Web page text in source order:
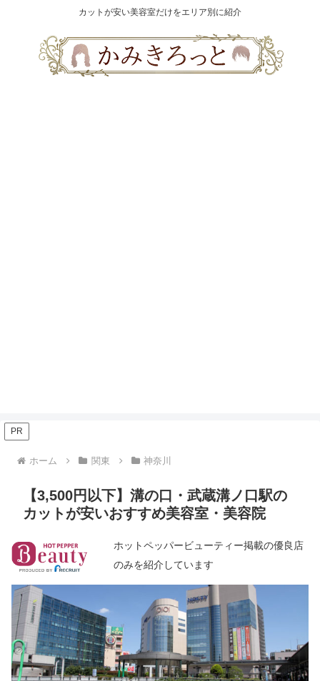
カットが安い美容室だけをエリア別に紹介
PR
ホーム 関東 神奈川
【3,500円以下】溝の口・武蔵溝ノ口駅の
カットが安いおすすめ美容室・美容院
ホットペッパービューティー掲載の優良店
のみを紹介しています